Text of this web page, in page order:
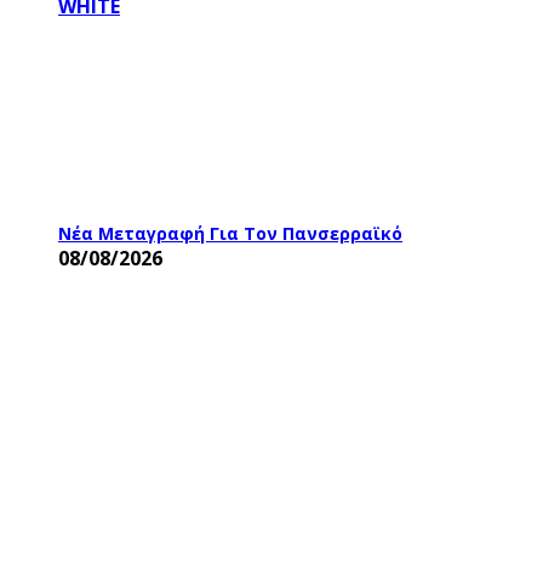
Νέα Μεταγραφή Για Τον Πανσερραϊκό
08/08/2026